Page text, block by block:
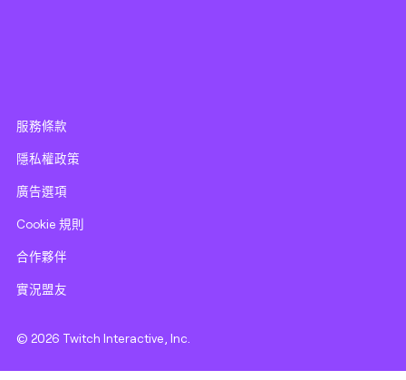
服務條款
隱私權政策
廣告選項
Cookie 規則
合作夥伴
實況盟友
© 2026 Twitch Interactive, Inc.